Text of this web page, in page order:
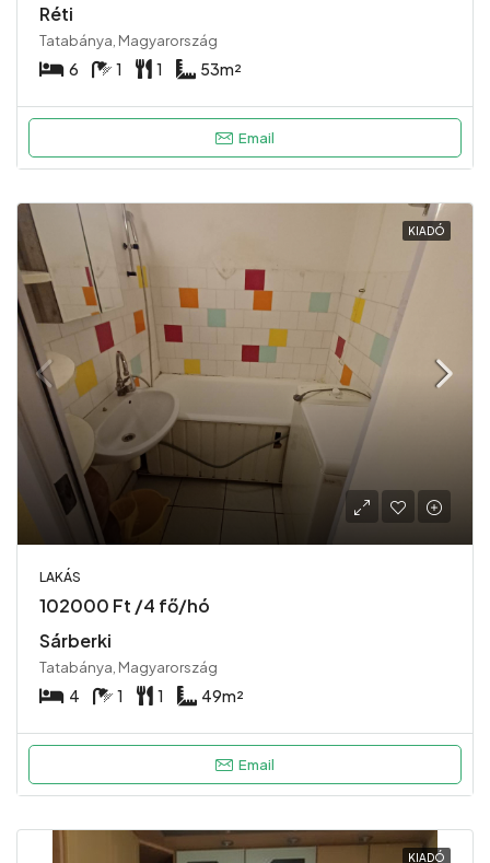
Réti
Tatabánya, Magyarország
6 1 1 53m²
Email
KIADÓ
LAKÁS
102000 Ft /4 fő/hó
Sárberki
Tatabánya, Magyarország
4 1 1 49m²
Email
KIADÓ